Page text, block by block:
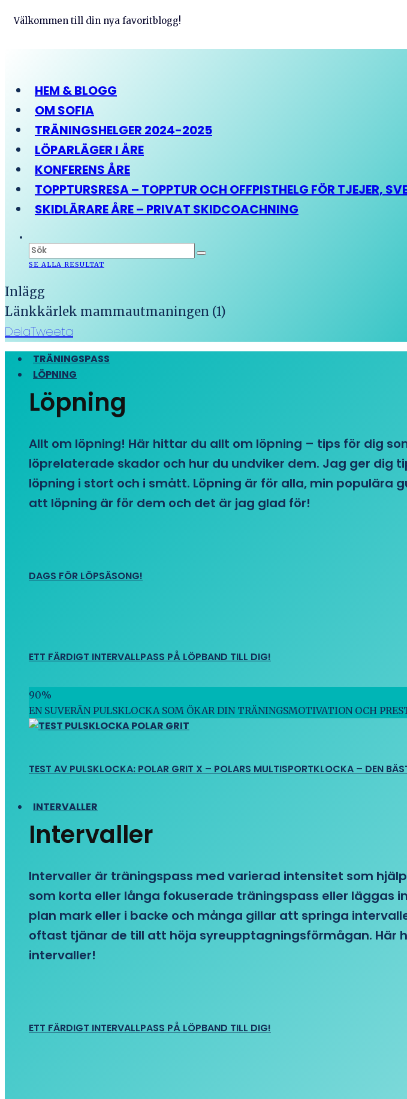
Välkommen till din nya favoritblogg!
HEM & BLOGG
OM SOFIA
TRÄNINGSHELGER 2024-2025
LÖPARLÄGER I ÅRE
KONFERENS ÅRE
TOPPTURSRESA – TOPPTUR OCH OFFPISTHELG FÖR TJEJER,
SKIDLÄRARE ÅRE – PRIVAT SKIDCOACHNING
SE ALLA RESULTAT
Inlägg
Länkkärlek mammautmaningen (1)
DelaTweeta
TRÄNINGSPASS
LÖPNING
Löpning
Allt om löpning! Här hittar du allt om löpning – tips för dig
löprelaterade skador och hur du undviker dem. Jag ger dig
löpning i stort och i smått. Löpning är för alla, min
att löpning är för dem och det är jag glad för!
DAGS FÖR LÖPSÄSONG!
ETT FÄRDIGT INTERVALLPASS PÅ LÖPBAND TILL DIG!
90%
EN SUVERÄN PULSKLOCKA SOM ÖKAR DIN TRÄNINGSMOTIVATION OCH
TEST AV PULSKLOCKA: POLAR GRIT X – POLARS MULTISPORTKLOCKA – DEN
INTERVALLER
Intervaller
Intervaller är träningspass med varierad intensitet som
som korta eller långa fokuserade träningspass eller läggas
plan mark eller i backe och många gillar att springa
oftast tjänar de till att höja syreupptagningsförmågan. Här
intervaller!
ETT FÄRDIGT INTERVALLPASS PÅ LÖPBAND TILL DIG!